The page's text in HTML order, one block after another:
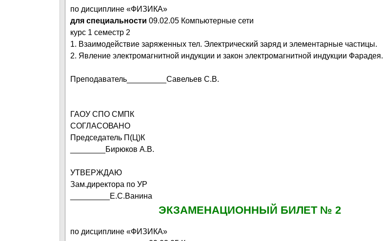
по дисциплине «ФИЗИКА»
для специальности 09.02.05 Компьютерные сети
курс 1 семестр 2
1. Взаимодействие заряженных тел. Электрический заряд и элементарные частицы.
2. Явление электромагнитной индукции и закон электромагнитной индукции Фарадея.
Преподаватель_________Савельев С.В.
ГАОУ СПО СМПК
СОГЛАСОВАНО
Председатель П(Ц)К
________Бирюков А.В.
УТВЕРЖДАЮ
Зам.директора по УР
_________Е.С.Ванина
ЭКЗАМЕНАЦИОННЫЙ БИЛЕТ № 2
по дисциплине «ФИЗИКА»